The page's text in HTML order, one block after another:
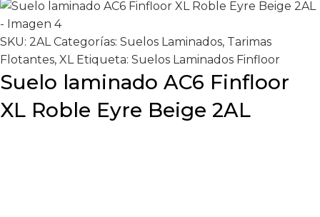
SKU: 2ALCategorías: Suelos Laminados, Tarimas
Flotantes, XL Etiqueta: Suelos Laminados Finfloor
Suelo laminado AC6 Finfloor
XL Roble Eyre Beige 2AL